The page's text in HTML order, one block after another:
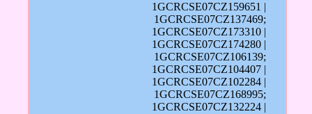
1GCRCSE07CZ159651 |
1GCRCSE07CZ137469;
1GCRCSE07CZ173310 |
1GCRCSE07CZ174280 |
1GCRCSE07CZ106139;
1GCRCSE07CZ104407 |
1GCRCSE07CZ102284 |
1GCRCSE07CZ168995;
1GCRCSE07CZ132224 |